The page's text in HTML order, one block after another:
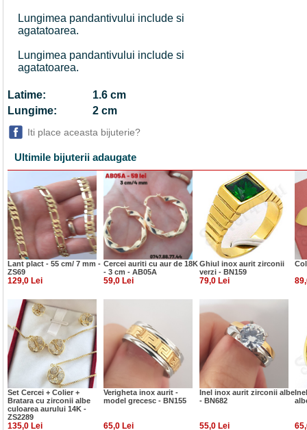
Lungimea pandantivului include si
agatatoarea.
Lungimea pandantivului include si
agatatoarea.
Latime:
1.6 cm
Lungime:
2 cm
Iti place aceasta bijuterie?
Ultimile bijuterii adaugate
Lant plact - 55 cm/ 7 mm -
ZS69
Cercei auriti cu aur de 18K
- 3 cm - AB05A
Ghiul inox aurit zirconii
verzi - BN159
129,0 Lei 59,0 Lei 79,0 Lei
Set Cercei + Colier +
Bratara cu zirconii albe
culoarea aurului 14K -
ZS2289
Verigheta inox aurit -
model grecesc - BN155
Inel inox aurit zirconii albe
- BN682
135,0 Lei 65,0 Lei 55,0 Lei